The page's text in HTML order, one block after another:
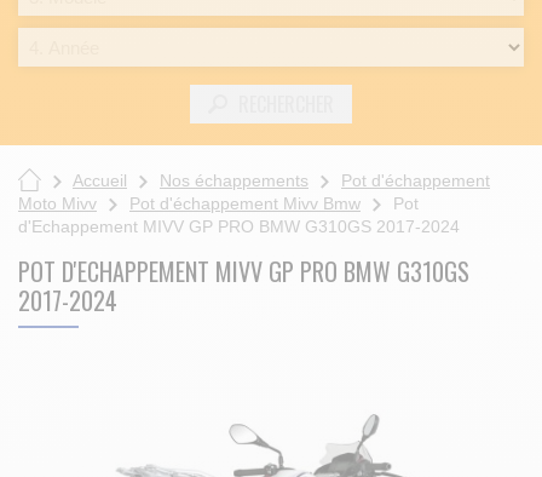
Accueil Nos échappements
Pot d'échappement
Moto Mivv
Pot d'échappement Mivv Bmw
Pot
d'Echappement MIVV GP PRO BMW G310GS 2017-2024
POT D'ECHAPPEMENT MIVV GP PRO BMW G310GS
2017-2024